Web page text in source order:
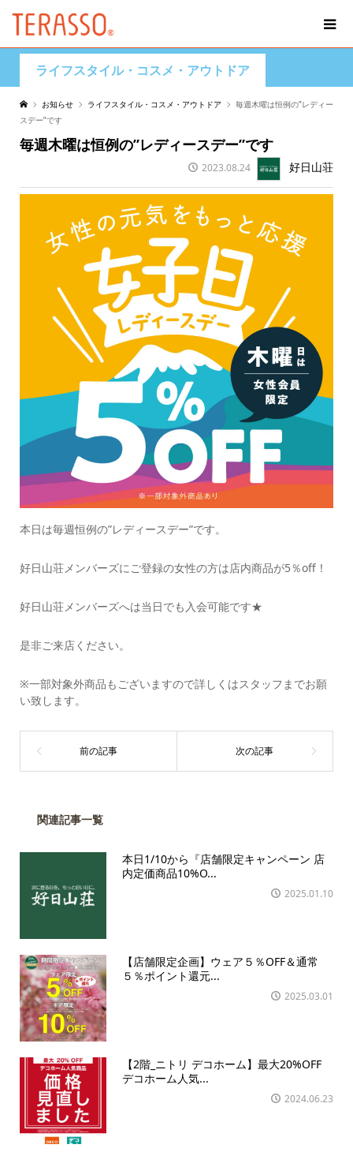
ライフスタイル・コスメ・アウトドア
お知らせ ライフスタイル・コスメ・アウトドア
毎週木曜は恒例の”レディー
スデー”です
毎週木曜は恒例の”レディースデー”です
2023.08.24 好日山荘
本日は毎週恒例の”レディースデー”です。
好日山荘メンバーズにご登録の女性の方は店内商品が5％off！
好日山荘メンバーズへは当日でも入会可能です★
是非ご来店ください。
※一部対象外商品もございますので詳しくはスタッフまでお願
い致します。
関連記事一覧
本日1/10から『店舗限定キャンペーン 店
内定価商品10%O...
2025.01.10
【店舗限定企画】ウェア５％OFF＆通常
５％ポイント還元...
2025.03.01
【2階_ニトリ デコホーム】最大20%OFF
デコホーム人気...
2024.06.23